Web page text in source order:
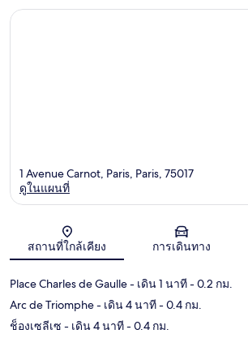
แผนที่
1 Avenue Carnot, Paris, Paris, 75017
ดูในแผนที่
สถานที่ใกล้เคียง การเดินทาง
Place Charles de Gaulle- เดิน 1 นาที- 0.2 กม.
Arc de Triomphe- เดิน 4 นาที- 0.4 กม.
ช็องเซลีเซ - เดิน 4 นาที- 0.4 กม.